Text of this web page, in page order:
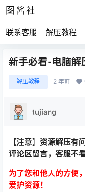
图酱社
联系客服 解压教程
新手必看-电脑解
解压教程 2 年前
tujiang
【注意】资源解压有
评论区留言，客服不
为了您和他人的方便
爱护资源！